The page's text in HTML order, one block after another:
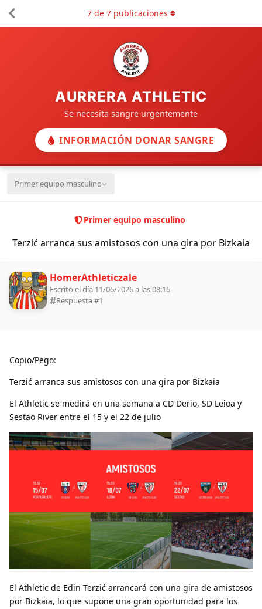
AURRERA ATHLETIC
Se necesita sangre urgentemente
INFORMACIÓN DONAR SANGRE
Primer equipo masculino
Primer equipo masculino
Terzić arranca sus amistosos con una gira por Bizkaia
7de 7publicaciones
HomerAthleticzale
Escrito el día 11/06/2026 a las 08:16
Respuesta #1
Copio/Pego:
Terzić arranca sus amistosos con una gira por Bizkaia
El Athletic se medirá en una semana a CD Derio, SD Leioa y
Sestao River entre el 15 y el 22 de julio
El Athletic de Edin Terzić arrancará con una gira de amistosos
por Bizkaia, lo que supone una gran oportunidad para los